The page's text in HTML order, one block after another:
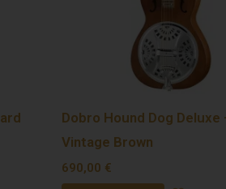
Dobro Hound Dog Deluxe
Vintage Brown
690,00 €